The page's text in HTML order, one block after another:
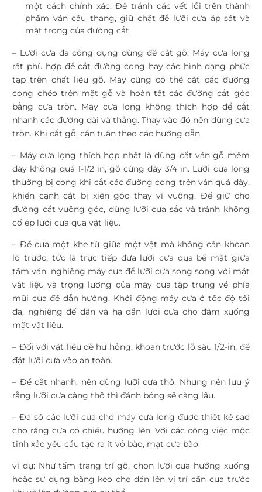
một cách chính xác. Để tránh các vết lồi trên thành
phẩm ván cầu thang, giữ chặt để lưỡi cưa áp sát và
mặt trong của đường cắt
– Lưỡi cưa đa công dụng dùng để cắt gỗ: Máy cưa lọng
rất phù hợp để cắt đường cong hay các hình dạng phức
tạp trên chất liệu gỗ. Máy cũng có thể cắt các đường
cong chéo trên mặt gỗ và hoàn tất các đường cắt góc
bằng cưa tròn. Máy cưa lọng không thích hợp để cắt
nhanh các đường dài và thẳng. Thay vào đó nên dùng cưa
tròn. Khi cắt gỗ, cần tuân theo các hướng dẫn.
– Máy cưa lọng thích hợp nhất là dùng cắt ván gỗ mềm
dày không quá 1-1/2 in, gỗ cứng dày 3/4 in. Lưỡi cưa lọng
thường bị cong khi cắt các đường cong trên ván quá dày,
khiến cạnh cắt bị xiên góc thay vì vuông. Để giữ cho
đường cắt vuông góc, dùng lưỡi cưa sắc và tránh không
cố ép lưỡi cưa qua vật liệu.
– Để cưa một khe từ giữa một vật mà không cần khoan
lỗ trước, tức là trực tiếp đưa lưỡi cưa qua bề mặt giữa
tấm ván, nghiêng máy cưa để lưỡi cưa song song với mặt
vật liệu và trọng lượng của máy cưa tập trung về phía
mũi của đế dẫn hướng. Khởi động máy cưa ở tốc độ tối
đa, nghiêng đế dẫn và hạ dần lưỡi cưa cho đâm xuống
mặt vật liệu.
– Đối với vật liệu dễ hư hỏng, khoan trước lỗ sâu 1/2-in, để
đặt lưỡi cưa vào an toàn.
– Để cắt nhanh, nên dùng lưỡi cưa thô. Nhưng nên lưu ý
rằng lưỡi cưa càng thô thì đánh bóng sẽ càng lâu.
– Đa số các lưỡi cưa cho máy cưa lọng được thiết kế sao
cho răng cưa có chiều hướng lên. Với các công việc mộc
tinh xảo yêu cầu tạo ra ít vỏ bào, mạt cưa bào.
ví dụ: Như tấm trang trí gỗ, chọn lưỡi cưa hướng xuống
hoặc sử dụng băng keo che dán lên vị trí cần cưa trước